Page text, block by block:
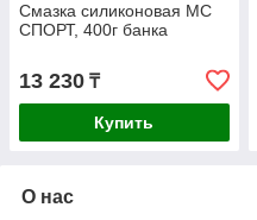
Смазка силиконовая МС
СПОРТ, 400г банка
13 230 ₸
Купить
О нас